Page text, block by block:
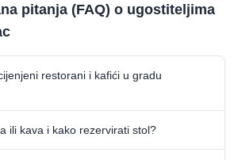
pitanja (FAQ) o ugostiteljima
restorani i kafići u gradu
ili kava i kako rezervirati stol?